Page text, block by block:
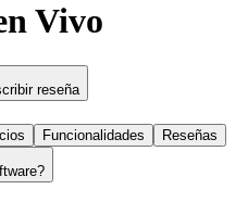
Vivo
reseña
Funcionalidades Reseñas